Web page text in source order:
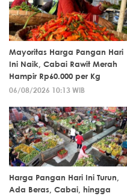
Mayoritas Harga Pangan Hari
Ini Naik, Cabai Rawit Merah
Hampir Rp60.000 per Kg
06/08/2026 10:13 WIB
Harga Pangan Hari Ini Turun,
Ada Beras, Cabai, hingga